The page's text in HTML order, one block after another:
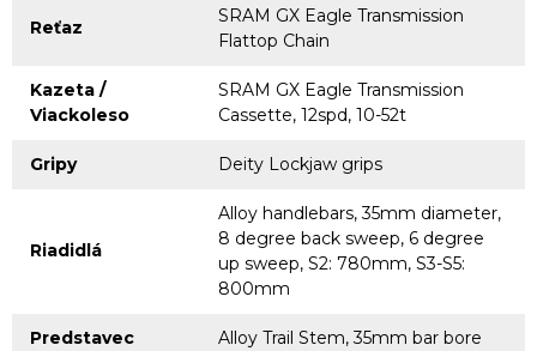
Reťaz
SRAM GX Eagle Transmission
Flattop Chain
Kazeta /
Viackoleso
SRAM GX Eagle Transmission
Cassette, 12spd, 10-52t
Gripy Deity Lockjaw grips
Riadidlá
Alloy handlebars, 35mm diameter,
8 degree back sweep, 6 degree
up sweep, S2: 780mm, S3-S5:
800mm
Predstavec Alloy Trail Stem, 35mm bar bore